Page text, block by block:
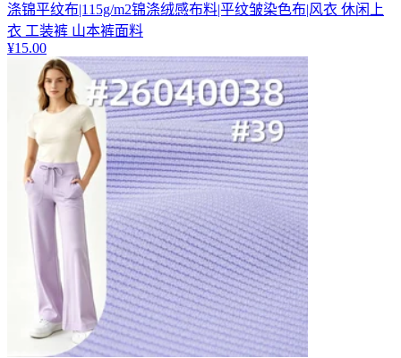
涤锦平纹布|115g/m2锦涤绒感布料|平纹皱染色布|风衣 休闲上
衣 工装裤 山本裤面料
¥15.00